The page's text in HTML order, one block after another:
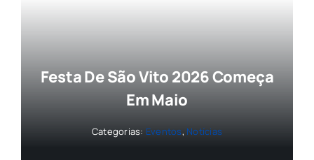
Festa De São Vito 2026 Começa
Em Maio
Categorias: Eventos, Notícias